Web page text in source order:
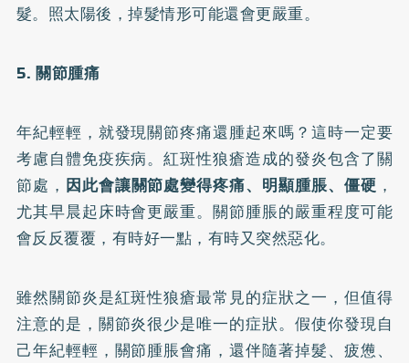
髮。照太陽後，掉髮情形可能還會更嚴重。
5. 關節腫痛
年紀輕輕，就發現關節疼痛還腫起來嗎？這時一定要
考慮自體免疫疾病。紅斑性狼瘡造成的發炎包含了關
節處， 因此會讓關節處變得疼痛、明顯腫脹、僵硬 ，
尤其早晨起床時會更嚴重。關節腫脹的嚴重程度可能
會反反覆覆，有時好一點，有時又突然惡化。
雖然關節炎是紅斑性狼瘡最常見的症狀之一，但值得
注意的是，關節炎很少是唯一的症狀。假使你發現自
己年紀輕輕，關節腫脹會痛，還伴隨著掉髮、疲憊、